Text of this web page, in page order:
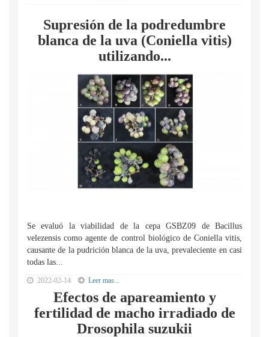
Supresión de la podredumbre
blanca de la uva (Coniella vitis)
utilizando...
Se evaluó la viabilidad de la cepa GSBZ09 de Bacillus
velezensis como agente de control biológico de Coniella vitis,
causante de la pudrición blanca de la uva, prevaleciente en casi
todas las...
2022-02-14 Leer mas...
Efectos de apareamiento y
fertilidad de macho irradiado de
Drosophila suzukii